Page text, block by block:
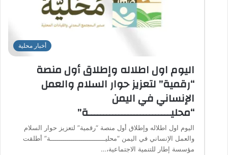
أخبار محلية
اليوم اول اطلاله وإطلاق أول منصة
“رقمية” لتعزيز حوار السلام والعمل
الإنساني في اليمن
“محليـــــــــــــــــــــــــــة”
اليوم اول اطلاله وإطلاق أول منصة “رقمية” لتعزيز حوار السلام
والعمل الإنساني في اليمن “محليـــــــــــــــــــــــــــة” أطلقت
مؤسسة إطار للتنمية الاجتماعية،…